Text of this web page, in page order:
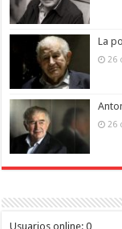
La
26
26
Usuarios online:0